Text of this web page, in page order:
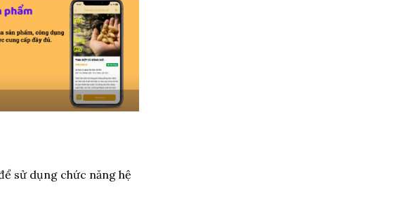
sử dụng chức năng hệ